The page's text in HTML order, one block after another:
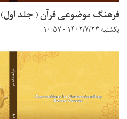
فرهنگ موضوعی قرآن ( جلد اول)
یکشنبه ۱۴۰۲/۷/۲۳ - ۱۰:۵۷